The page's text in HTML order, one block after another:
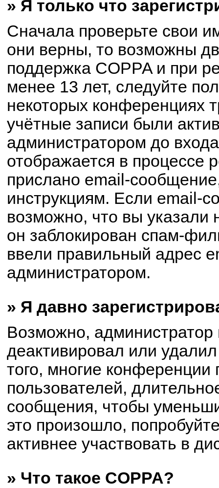
» Я только что
Сначала проверьте свои
они верны, то возможны
поддержка COPPA и при
менее 13 лет, следуйте
некоторых конференциях
учётные записи были
администратором до
отображается в процессе
прислано email-
инструкциям. Если email-
возможно, что вы
он заблокирован спам-
ввели правильный адрес
администратором.
» Я давно
Возможно, администратор
деактивировал или
того, многие конференции
пользователей,
сообщения, чтобы
это произошло,
активнее участвовать в
» Что такое COPPA?